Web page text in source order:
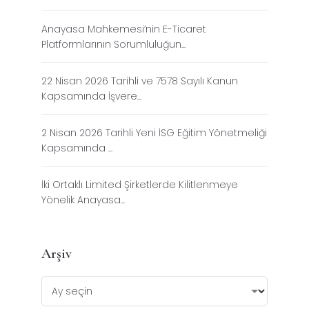
Anayasa Mahkemesi’nin E-Ticaret
Platformlarının Sorumluluğun...
22 Nisan 2026 Tarihli ve 7578 Sayılı Kanun
Kapsamında İşvere...
2 Nisan 2026 Tarihli Yeni İSG Eğitim Yönetmeliği
Kapsamında ...
İki Ortaklı Limited Şirketlerde Kilitlenmeye
Yönelik Anayasa...
Arşiv